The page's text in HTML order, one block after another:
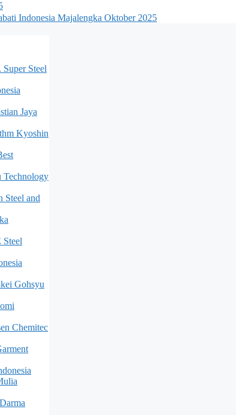
Indonesia Majalengka Oktober 2025
Steel
Jaya
Kyoshin
Technology
Steel and
Gohsyu
Chemitec